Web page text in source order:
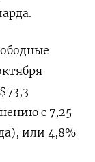
с 7,25
или 4,8%